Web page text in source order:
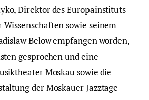
Direktor des Europainstituts
sowie seinem
Below empfangen worden,
gesprochen und eine
Moskau sowie die
der Moskauer Jazztage